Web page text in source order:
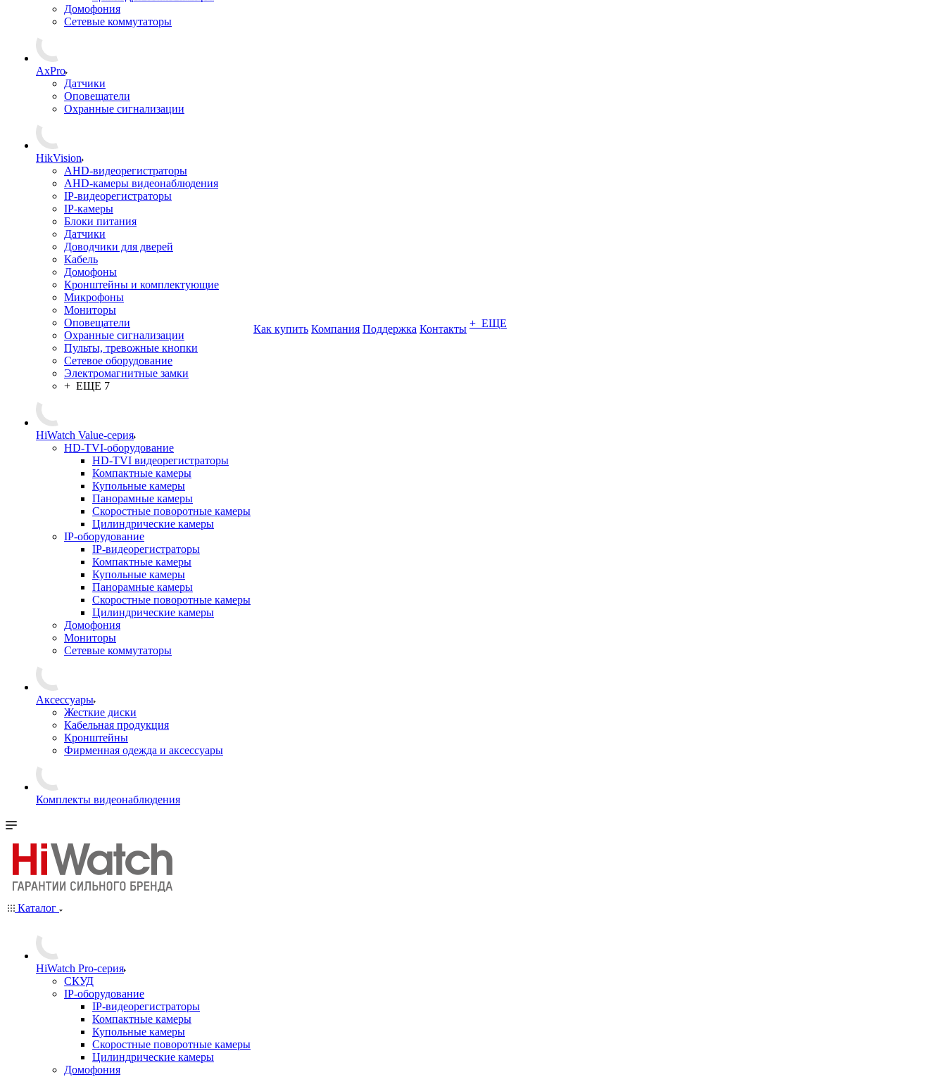
Домофония
Сетевые коммутаторы
AxPro
Датчики
Оповещатели
Охранные сигнализации
HikVision
AHD-видеорегистраторы
AHD-камеры видеонаблюдения
IP-видеорегистраторы
IP-камеры
Блоки питания
Датчики
Доводчики для дверей
Кабель
Домофоны
Кронштейны и комплектующие
Микрофоны
Мониторы
Оповещатели
Охранные сигнализации
Пульты, тревожные кнопки
Сетевое оборудование
Электромагнитные замки
+ ЕЩЕ 7
HiWatch Value-серия
HD-TVI-оборудование
HD-TVI видеорегистраторы
Компактные камеры
Купольные камеры
Панорамные камеры
Скоростные поворотные камеры
Цилиндрические камеры
IP-оборудование
IP-видеорегистраторы
Компактные камеры
Купольные камеры
Панорамные камеры
Скоростные поворотные камеры
Цилиндрические камеры
Домофония
Мониторы
Сетевые коммутаторы
Аксессуары
Жесткие диски
Кабельная продукция
Кронштейны
Фирменная одежда и аксессуары
Комплекты видеонаблюдения
Как купить Компания Поддержка Контакты + ЕЩЕ
Каталог
HiWatch Pro-серия
CКУД
IP-оборудование
IP-видеорегистраторы
Компактные камеры
Купольные камеры
Скоростные поворотные камеры
Цилиндрические камеры
Домофония